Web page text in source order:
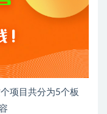
项目共分为5个板